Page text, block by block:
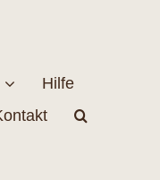
Hilfe